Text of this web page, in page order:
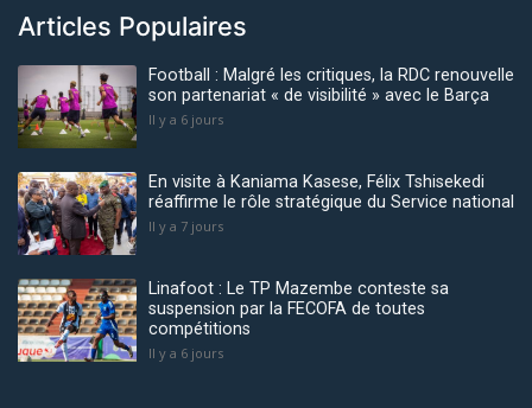
Articles Populaires
Football : Malgré les critiques, la RDC renouvelle
son partenariat « de visibilité » avec le Barça
Il y a 6 jours
En visite à Kaniama Kasese, Félix Tshisekedi
réaffirme le rôle stratégique du Service national
Il y a 7 jours
Linafoot : Le TP Mazembe conteste sa
suspension par la FECOFA de toutes
compétitions
Il y a 6 jours